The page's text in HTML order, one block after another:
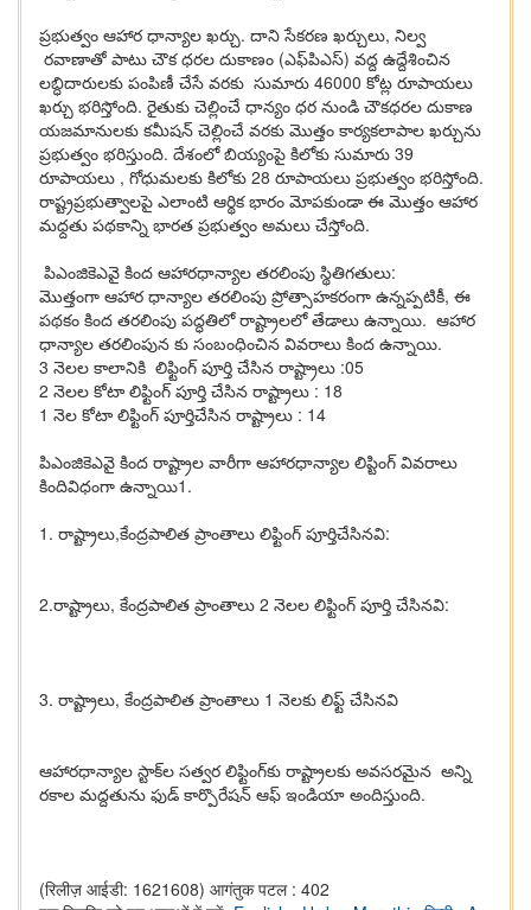
ప్ర‌భుత్వం ఆహార ధాన్యాల ఖర్చు. దాని సేకరణ ఖర్చులు, నిల్వ
రవాణాతో పాటు చౌక ధరల దుకాణం (ఎఫ్‌పిఎస్) వద్ద ఉద్దేశించిన
లబ్ధిదారులకు పంపిణీ చేసే వరకు సుమారు 46000 కోట్ల రూపాయ‌లు
ఖ‌ర్చు భ‌రిస్తోంది. రైతుకు చెల్లించే ధాన్యం ధర నుండి చౌక‌ధ‌ర‌ల‌ దుకాణ
యజమానులకు కమీషన్ చెల్లించే వరకు మొత్తం కార్యకలాపాల ఖర్చును
ప్రభుత్వం భరిస్తుంది. దేశంలో బియ్యంపై కిలోకు సుమారు 39
రూపాయలు , గోధుమలకు కిలోకు 28 రూపాయలు ప్ర‌భుత్వం భ‌రిస్తోంది.
రాష్ట్ర‌ప్ర‌భుత్వాల‌పై ఎలాంటి ఆర్థిక భారం మోప‌కుండా ఈ మొత్తం ఆహార
మ‌ధ్ద‌తు ప‌థ‌కాన్ని భార‌త ప్ర‌భుత్వం అమ‌లు చేస్తోంది.
పిఎంజికెఎవై కింద ఆహార‌ధాన్యాల త‌ర‌లింపు స్థితిగ‌తులు:
మొత్తంగా ఆహార ధాన్యాల త‌ర‌లింపు ప్రోత్సాహకరంగా ఉన్నప్పటికీ, ఈ
పథకం కింద త‌ర‌లింపు పద్ధతిలో రాష్ట్రాలలో తేడాలు ఉన్నాయి. ఆహార
ధాన్యాల త‌ర‌లింపున‌ కు సంబంధించిన వివ‌రాలు కింద ఉన్నాయి.
3 నెలల కాలానికి లిఫ్టింగ్ పూర్తి చేసిన‌ రాష్ట్రాలు :05
2 నెలల కోటా లిఫ్టింగ్ పూర్తి చేసిన‌ రాష్ట్రాలు : 18
1 నెల కోటా లిఫ్టింగ్ పూర్తిచేసిన రాష్ట్రాలు : 14
పిఎంజికెఎవై కింద రాష్ట్రాల వారీగా ఆహార‌ధాన్యాల లిప్టింగ్ వివ‌రాలు
కిందివిధంగా ఉన్నాయి1.
1. రాష్ట్రాలు,కేంద్ర‌పాలిత ప్రాంతాలు లిఫ్టింగ్ పూర్తిచేసిన‌వి:
2.రాష్ట్రాలు, కేంద్ర‌పాలిత ప్రాంతాలు 2 నెల‌ల లిఫ్టింగ్ పూర్తి చేసిన‌వి:
3. రాష్ట్రాలు, కేంద్ర‌పాలిత ప్రాంతాలు 1 నెల‌కు లిఫ్ట్ చేసిన‌వి
ఆహార‌ధాన్యాల స్టాక్‌ల స‌త్వ‌ర లిఫ్టింగ్‌కు రాష్ట్రాల‌కు అవ‌స‌ర‌మైన అన్ని
ర‌కాల మ‌ద్ద‌తును ఫుడ్ కార్పొరేష‌న్ ఆఫ్ ఇండియా అందిస్తుంది.
(रिलीज़ आईडी: 1621608) आगंतुक पटल : 402